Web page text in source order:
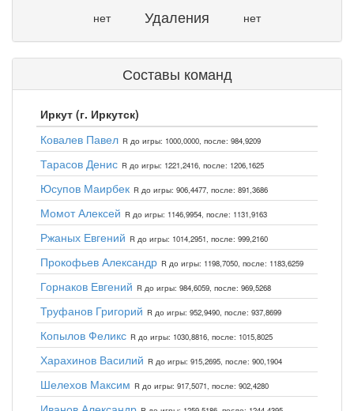
нет Удаления нет
Составы команд
Иркут (г. Иркутск)
Ковалев Павел R до игры: 1000,0000, после: 984,9209
Тарасов Денис R до игры: 1221,2416, после: 1206,1625
Юсупов Маирбек R до игры: 906,4477, после: 891,3686
Момот Алексей R до игры: 1146,9954, после: 1131,9163
Ржаных Евгений R до игры: 1014,2951, после: 999,2160
Прокофьев Александр R до игры: 1198,7050, после: 1183,6259
Горнаков Евгений R до игры: 984,6059, после: 969,5268
Труфанов Григорий R до игры: 952,9490, после: 937,8699
Копылов Феликс R до игры: 1030,8816, после: 1015,8025
Харахинов Василий R до игры: 915,2695, после: 900,1904
Шелехов Максим R до игры: 917,5071, после: 902,4280